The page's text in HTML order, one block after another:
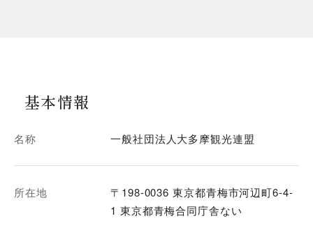
基本情報
名称 一般社団法人大多摩観光連盟
所在地
〒198-0036 東京都青梅市河辺町6-4-
1 東京都青梅合同庁舎ない